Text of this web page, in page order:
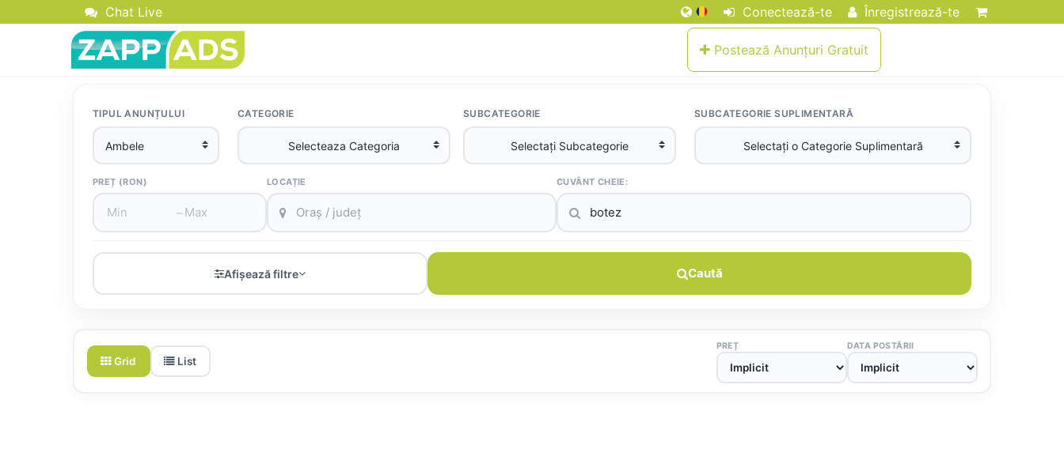
Chat Live Conectează-te Înregistrează-te
Postează Anunțuri Gratuit
TIPUL ANUNȚULUI CATEGORIE SUBCATEGORIE SUBCATEGORIE SUPLIMENTARĂ
PREȚ (RON)
–
LOCAȚIE CUVÂNT CHEIE:
Afișează filtre Caută
Grid List
PREȚ DATA POSTĂRII